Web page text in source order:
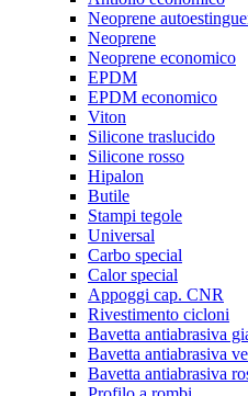
Neoprene
Neoprene
Neoprene economico
EPDM
EPDM economico
Viton
Silicone traslucido
Silicone rosso
Hipalon
Butile
Stampi tegole
Universal
Carbo special
Calor special
Appoggi cap. CNR
Rivestimento cicloni
Bavetta antiabrasiva
Bavetta antiabrasiva
Bavetta antiabrasiva